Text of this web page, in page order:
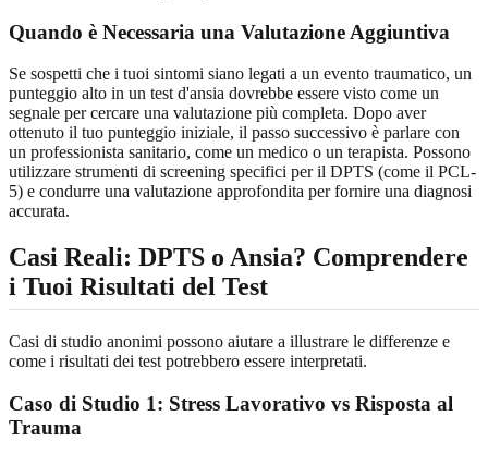
Quando è Necessaria una Valutazione Aggiuntiva
Se sospetti che i tuoi sintomi siano legati a un evento traumatico, un
punteggio alto in un test d'ansia dovrebbe essere visto come un
segnale per cercare una valutazione più completa. Dopo aver
ottenuto il tuo punteggio iniziale, il passo successivo è parlare con
un professionista sanitario, come un medico o un terapista. Possono
utilizzare strumenti di screening specifici per il DPTS (come il PCL-
5) e condurre una valutazione approfondita per fornire una diagnosi
accurata.
Casi Reali: DPTS o Ansia? Comprendere
i Tuoi Risultati del Test
Casi di studio anonimi possono aiutare a illustrare le differenze e
come i risultati dei test potrebbero essere interpretati.
Caso di Studio 1: Stress Lavorativo vs Risposta al
Trauma